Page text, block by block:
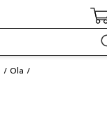
Ola